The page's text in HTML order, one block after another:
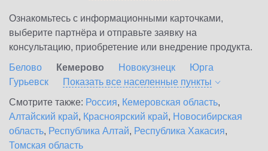
Ознакомьтесь с информационными карточками,
выберите партнёра и отправьте заявку на
консультацию, приобретение или внедрение продукта.
Белово
Кемерово Новокузнецк
Юрга
Гурьевск
Показать все населенные пункты
Смотрите также: Россия, Кемеровская область,
Алтайский край, Красноярский край, Новосибирская
область, Республика Алтай, Республика Хакасия,
Томская область